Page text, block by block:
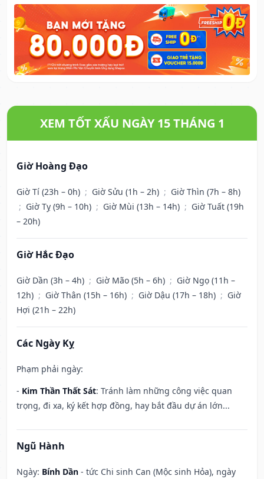
XEM TỐT XẤU NGÀY 15 THÁNG 1
Giờ Hoàng Đạo
Giờ Tí (23h – 0h) ; Giờ Sửu (1h – 2h) ; Giờ Thìn (7h – 8h)
; Giờ Tỵ (9h – 10h) ; Giờ Mùi (13h – 14h) ; Giờ Tuất (19h
– 20h)
Giờ Hắc Đạo
Giờ Dần (3h – 4h) ; Giờ Mão (5h – 6h) ; Giờ Ngọ (11h –
12h) ; Giờ Thân (15h – 16h) ; Giờ Dậu (17h – 18h) ; Giờ
Hợi (21h – 22h)
Các Ngày Kỵ
Phạm phải ngày:
- Kim Thần Thất Sát: Tránh làm những công việc quan
trọng, đi xa, ký kết hợp đồng, hay bắt đầu dự án lớn...
Ngũ Hành
Ngày: Bính Dần - tức Chi sinh Can (Mộc sinh Hỏa), ngày